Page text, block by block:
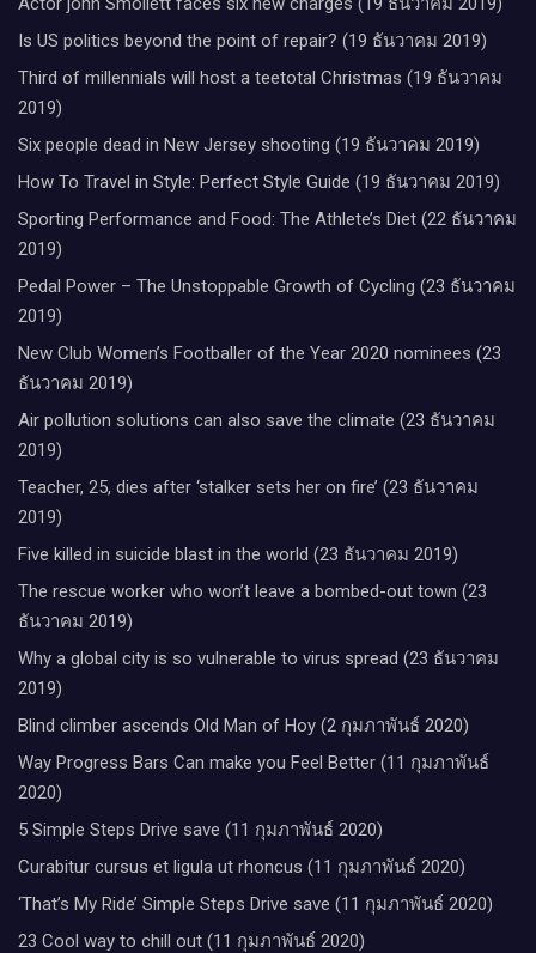
Is US politics beyond the point of repair? (19 ธันวาคม 2019)
Third of millennials will host a teetotal Christmas (19 ธันวาคม
2019)
Six people dead in New Jersey shooting (19 ธันวาคม 2019)
How To Travel in Style: Perfect Style Guide (19 ธันวาคม 2019)
Sporting Performance and Food: The Athlete’s Diet (22 ธันวาคม
2019)
Pedal Power – The Unstoppable Growth of Cycling (23 ธันวาคม
2019)
New Club Women’s Footballer of the Year 2020 nominees (23
ธันวาคม 2019)
Air pollution solutions can also save the climate (23 ธันวาคม
2019)
Teacher, 25, dies after ‘stalker sets her on fire’ (23 ธันวาคม
2019)
Five killed in suicide blast in the world (23 ธันวาคม 2019)
The rescue worker who won’t leave a bombed-out town (23
ธันวาคม 2019)
Why a global city is so vulnerable to virus spread (23 ธันวาคม
2019)
Blind climber ascends Old Man of Hoy (2 กุมภาพันธ์ 2020)
Way Progress Bars Can make you Feel Better (11 กุมภาพันธ์
2020)
5 Simple Steps Drive save (11 กุมภาพันธ์ 2020)
Curabitur cursus et ligula ut rhoncus (11 กุมภาพันธ์ 2020)
‘That’s My Ride’ Simple Steps Drive save (11 กุมภาพันธ์ 2020)
23 Cool way to chill out (11 กุมภาพันธ์ 2020)